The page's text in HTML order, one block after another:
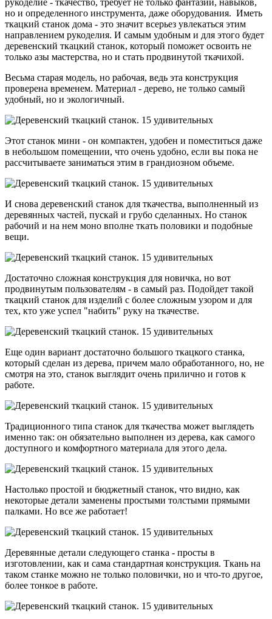
рукоделие - ткачество, требует не только фантазии, навыков,
но и определенного инструмента, даже оборудования. Иметь
ткацкий станок дома - это значит всерьез увлекаться этим
направлением рукоделия. И самым удобным и для этого будет
деревенский ткацкий станок, который поможет освоить не
только азы мастерства, но и стать продвинутой ткачихой.
Весьма старая модель, но рабочая, ведь эта конструкция
проверена временем. Материал - дерево, не только самый
удобный, но и экологичный.
Этот станок мини - он компактен, удобен и поместиться даже
в небольшом помещении, что очень удобно, если вы пока не
рассчитываете заниматься этим в грандиозном объеме.
И снова деревенский станок для ткачества, выполненный из
деревянных частей, пускай и грубо сделанных. Но станок
рабочий и на нем моно вполне ткать половики и подобные
вещи.
Достаточно сложная конструкция для новичка, но вот
продвинутым пользователям - в самый раз. Подойдет такой
ткацкий станок для изделий с более сложным узором и для
тех, кто уже успел "набить" руку на ткачестве.
Еще один вариант достаточно большого ткацкого станка,
который сделан из дерева, причем мало обработанного, но, не
смотря на это, станок выглядит очень прилично и готов к
работе.
Традиционного типа станок для ткачества может выглядеть
именно так: он обязательно выполнен из дерева, как самого
доступного и комфортного материала для этого дела.
Настолько простой и бюджетный станок, что видно, как
некоторые детали заменены простыми толстыми прямыми
палками. Но все же работает!
Деревянные детали следующего станка - просты в
изготовлении, как и сама стандартная конструкция. Ткань на
таком станке можно не только половички, но и что-то другое,
более тонкое в работе.